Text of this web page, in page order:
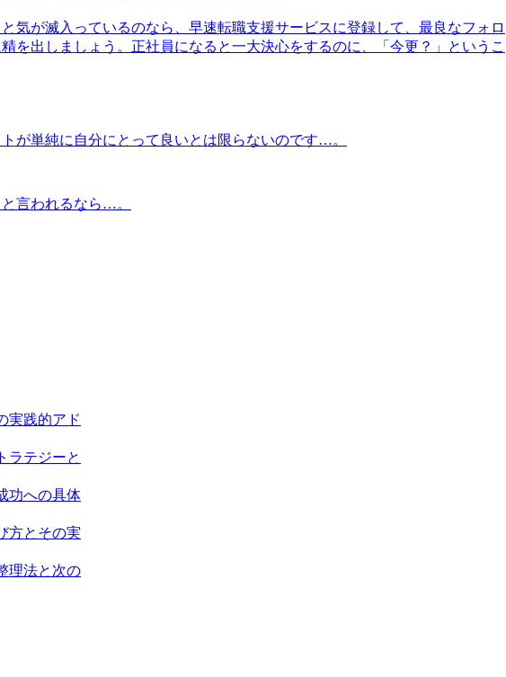
気が滅入っているのなら、早速転職支援サービスに登録して、最良なフォロ
を出しましょう。正社員になると一大決心をするのに、「今更？」というこ
が単純に自分にとって良いとは限らないのです…。
言われるなら…。
実践的アド
ラテジーと
功への具体
方とその実
理法と次の